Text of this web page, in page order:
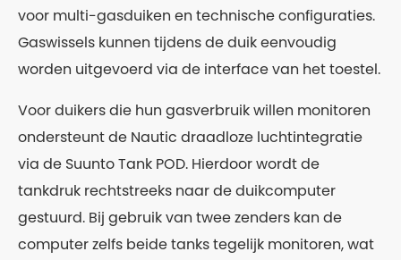
voor multi-gasduiken en technische configuraties.
Gaswissels kunnen tijdens de duik eenvoudig
worden uitgevoerd via de interface van het toestel.
Voor duikers die hun gasverbruik willen monitoren
ondersteunt de Nautic draadloze luchtintegratie
via de Suunto Tank POD. Hierdoor wordt de
tankdruk rechtstreeks naar de duikcomputer
gestuurd. Bij gebruik van twee zenders kan de
computer zelfs beide tanks tegelijk monitoren, wat